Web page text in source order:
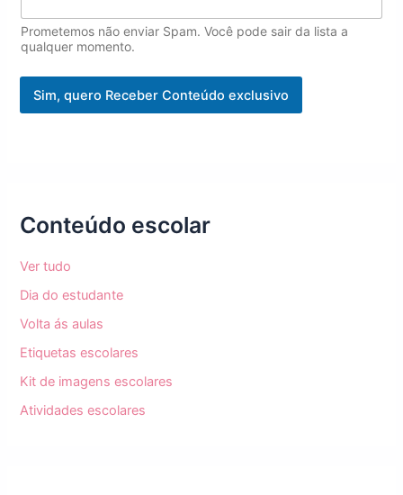
l
E
m
i
E
Prometemos não enviar Spam. Você pode sair da lista a
qualquer momento.
Sim, quero Receber Conteúdo exclusivo
Conteúdo escolar
Ver tudo
Dia do estudante
Volta ás aulas
Etiquetas escolares
Kit de imagens escolares
Atividades escolares